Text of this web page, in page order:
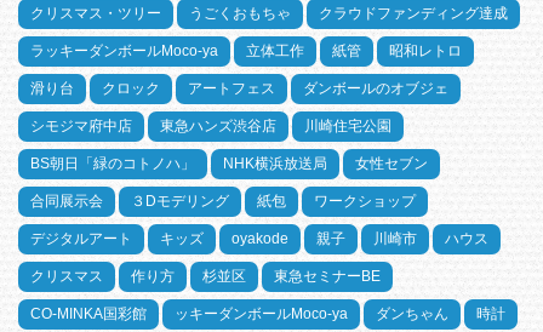
クリスマス・ツリー うごくおもちゃ クラウドファンディング達成
ラッキーダンボールMoco-ya 立体工作 紙管 昭和レトロ
滑り台 クロック アートフェス ダンボールのオブジェ
シモジマ府中店 東急ハンズ渋谷店 川崎住宅公園
BS朝日「緑のコトノハ」 NHK横浜放送局 女性セブン
合同展示会 ３Dモデリング 紙包 ワークショップ
デジタルアート キッズ oyakode 親子 川崎市 ハウス
クリスマス 作り方 杉並区 東急セミナーBE
CO-MINKA国彩館 ッキーダンボールMoco-ya ダンちゃん 時計